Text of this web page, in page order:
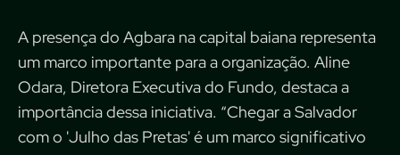
A presença do Agbara na capital baiana representa
um marco importante para a organização. Aline
Odara, Diretora Executiva do Fundo, destaca a
importância dessa iniciativa. “Chegar a Salvador
com o 'Julho das Pretas' é um marco significativo